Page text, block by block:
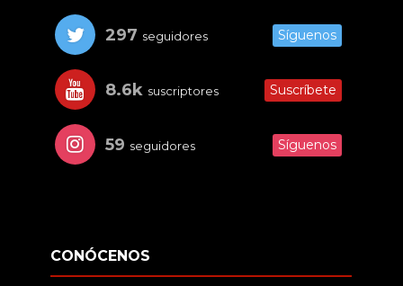
297 seguidores Síguenos
8.6k suscriptores Suscríbete
59 seguidores Síguenos
CONÓCENOS